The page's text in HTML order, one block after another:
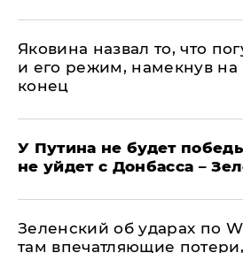
Яковина назвал то, что
и его режим, намекнув на
конец
У Путина не будет
не уйдет с Донбасса –
Зеленский об ударах по
там впечатляющие